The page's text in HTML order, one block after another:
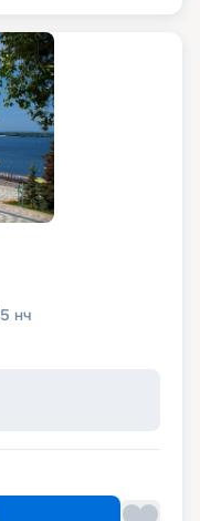
5 нч